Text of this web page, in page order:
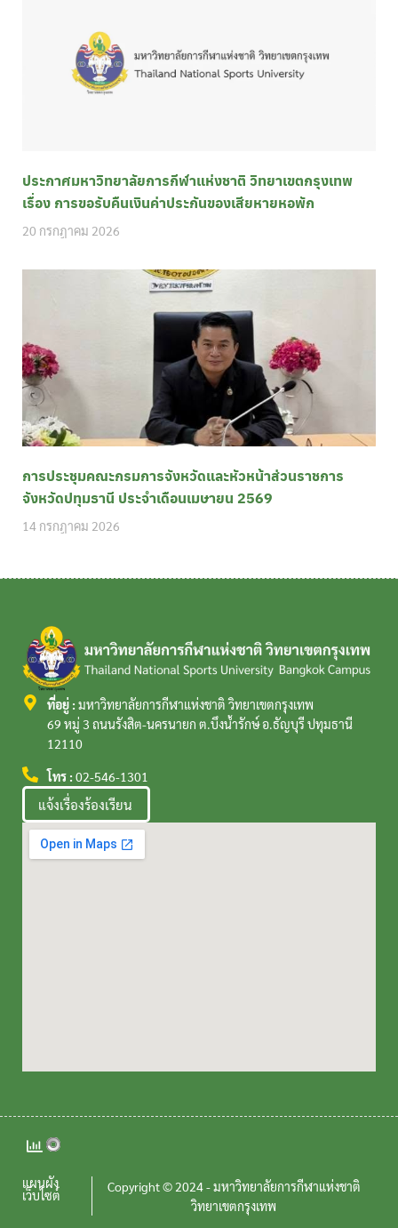
ประกาศมหาวิทยาลัยการกีฬาแห่งชาติ วิทยาเขตกรุงเทพ
เรื่อง การขอรับคืนเงินค่าประกันของเสียหายหอพัก
20 กรกฎาคม 2026
การประชุมคณะกรมการจังหวัดและหัวหน้าส่วนราชการ
จังหวัดปทุมธานี ประจำเดือนเมษายน 2569
14 กรกฎาคม 2026
ที่อยู่ : มหาวิทยาลัยการกีฬาแห่งชาติ วิทยาเขตกรุงเทพ
69 หมู่ 3 ถนนรังสิต-นครนายก ต.บึงน้ำรักษ์ อ.ธัญบุรี ปทุมธานี
12110
โทร : 02-546-1301
แจ้งเรื่องร้องเรียน
แผนผัง
เว็บไซต์
Copyright © 2024 - มหาวิทยาลัยการกีฬาแห่งชาติ
วิทยาเขตกรุงเทพ